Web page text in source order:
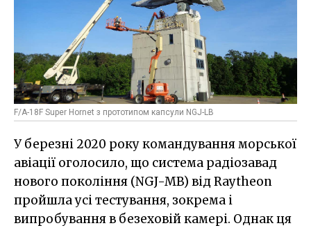
F/A-18F Super Hornet з прототипом капсули NGJ-LB
У березні 2020 року командування морської
авіації оголосило, що система радіозавад
нового покоління (NGJ-MB) від Raytheon
пройшла усі тестування, зокрема і
випробування в безеховій камері. Однак ця